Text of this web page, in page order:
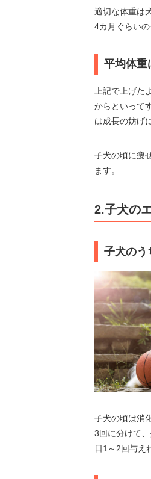
適切な体重は
4カ月ぐらい
平均体重
上記で上げた
からといって
は成長の妨げ
子犬の頃に痩
ます。
2.子犬の
子犬のう
子犬の頃は消
3回に分けて
日1～2回与え